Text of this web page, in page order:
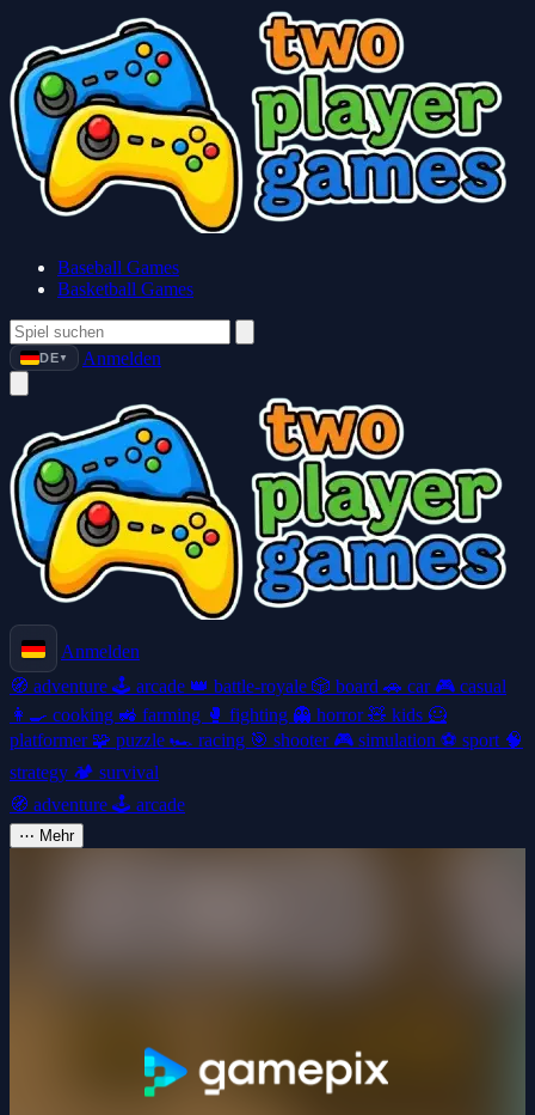
Baseball Games
Basketball Games
DE ▼ Anmelden
Anmelden
🧭 adventure 🕹️ arcade 👑 battle-royale 🎲 board 🚗 car 🎮 casual
👩‍🍳 cooking 🚜 farming 🥊 fighting 👻 horror🧸 kids 🦸
platformer 🧩 puzzle 🏎️ racing 🎯 shooter 🎮 simulation ⚽ sport 🧠
strategy 🏕️ survival
🧭 adventure 🕹️ arcade
⋯ Mehr